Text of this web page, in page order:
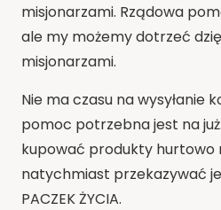
misjonarzami. Rządowa
ale my możemy dotrzeć
misjonarzami.
Nie ma czasu na wysyłanie
pomoc potrzebna jest na
kupować produkty hurtowo
natychmiast przekazywać
PACZEK ŻYCIA.